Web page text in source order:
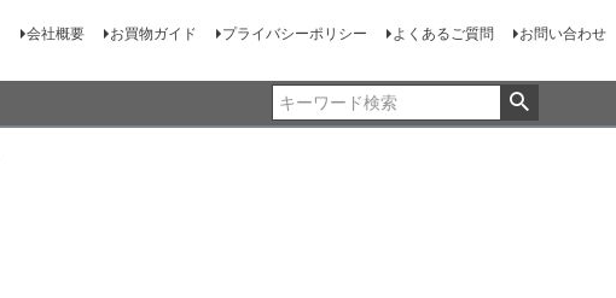
会社概要 お買物ガイド プライバシーポリシー よくあるご質問 お問い合わせ